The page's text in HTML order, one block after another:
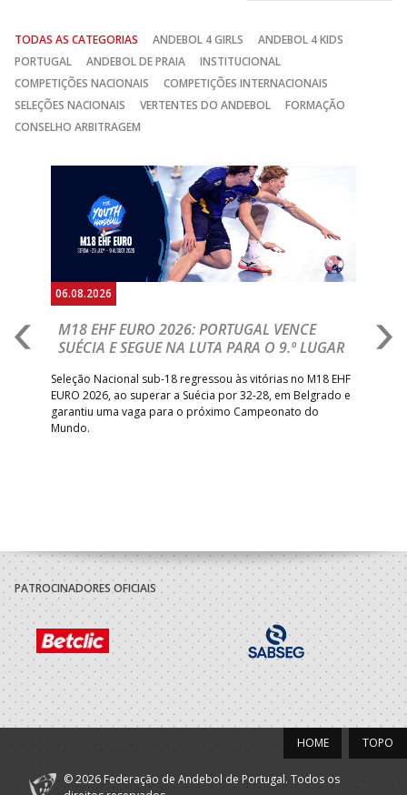
TODAS AS CATEGORIAS ANDEBOL 4 GIRLS
ANDEBOL 4 KIDS
PORTUGAL
ANDEBOL DE PRAIA
INSTITUCIONAL
COMPETIÇÕES NACIONAIS
COMPETIÇÕES INTERNACIONAIS
SELEÇÕES NACIONAIS
VERTENTES DO ANDEBOL
FORMAÇÃO
CONSELHO ARBITRAGEM
06.08.2026
M18 EHF EURO 2026: PORTUGAL VENCE
SUÉCIA E SEGUE NA LUTA PARA O 9.º LUGAR
Seleção Nacional sub-18 regressou às vitórias no M18 EHF
EURO 2026, ao superar a Suécia por 32-28, em Belgrado e
garantiu uma vaga para o próximo Campeonato do
Mundo.
PATROCINADORES OFICIAIS
TOPO
HOME
© 2026 Federação de Andebol de Portugal. Todos os